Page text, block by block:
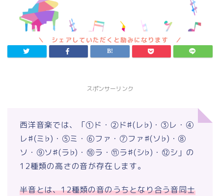
スポンサーリンク
西洋音楽では、「①ド・②ド♯(レ♭)・③レ・④
レ♯(ミ♭)・⑤ミ・⑥ファ・⑦ファ♯(ソ♭)・⑧
ソ・⑨ソ♯(ラ♭)・⑩ラ・⑪ラ♯(シ♭)・⑫シ」の
12種類の高さの音が存在します。
半音とは、12種類の音のうちとなり合う音同士